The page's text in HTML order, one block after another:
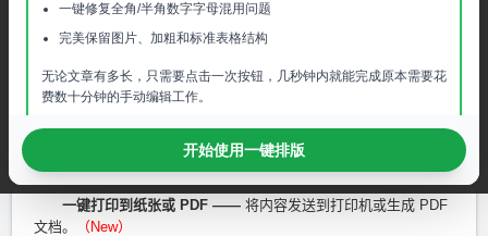
一键修复全角/半角数字字母混用问题
完美保留图片、加粗和标准表格结构
无论文章有多长，只需要点击一次按钮，几秒钟内就能完成原本需要花
费数十分钟的手动编辑工作。
现在，您可以直接将其拷贝到公众号、知乎或任何富文本编辑器中。体
验飞一般的排版速度。
开始使用一键排版